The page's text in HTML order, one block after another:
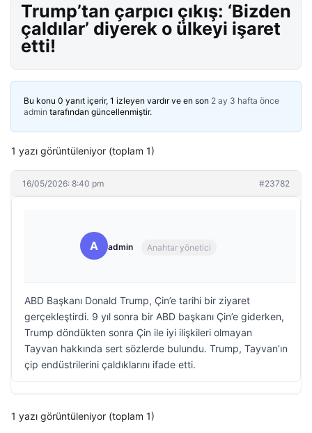
Trump’tan çarpıcı çıkış: ‘Bizden
çaldılar’ diyerek o ülkeyi işaret
etti!
Bu konu 0 yanıt içerir, 1 izleyen vardır ve en son 2 ay 3 hafta önce
admin tarafından güncellenmiştir.
1 yazı görüntüleniyor (toplam 1)
16/05/2026: 8:40 pm #23782
A admin Anahtar yönetici
ABD Başkanı Donald Trump, Çin’e tarihi bir ziyaret
gerçekleştirdi. 9 yıl sonra bir ABD başkanı Çin’e giderken,
Trump döndükten sonra Çin ile iyi ilişkileri olmayan
Tayvan hakkında sert sözlerde bulundu. Trump, Tayvan’ın
çip endüstrilerini çaldıklarını ifade etti.
1 yazı görüntüleniyor (toplam 1)